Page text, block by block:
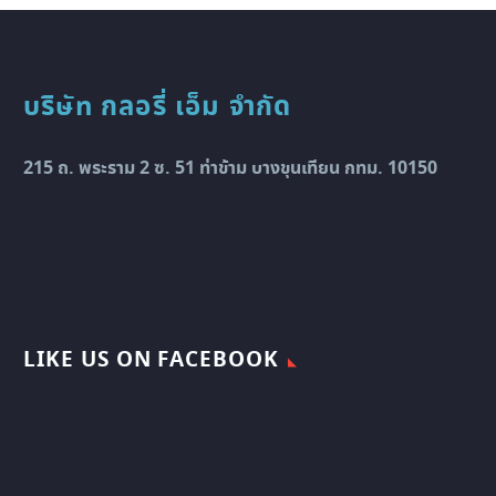
บริษัท กลอรี่ เอ็ม จำกัด
215 ถ. พระราม 2 ซ. 51 ท่าข้าม บางขุนเทียน กทม. 10150
LIKE US ON FACEBOOK